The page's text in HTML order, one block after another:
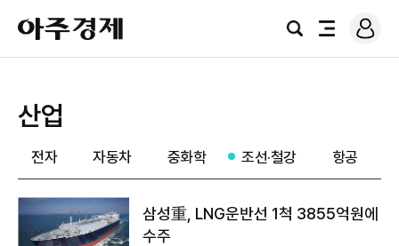
아
주
경
검
전
로
그
산업
전자 자동차 중화학 조선·철강 항공
삼성重, LNG운반선 1척 3855억원에
수주